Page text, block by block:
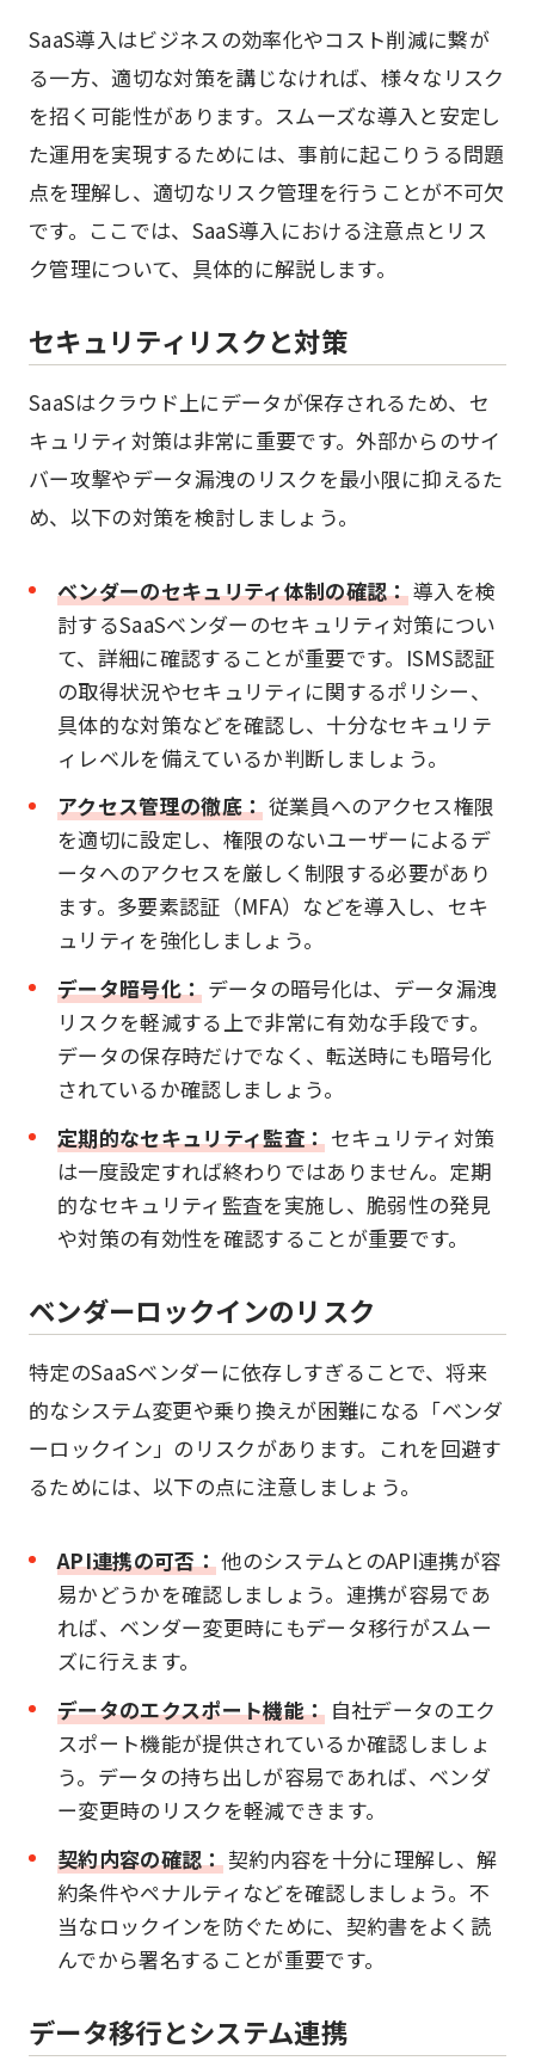
SaaS導入はビジネスの効率化やコスト削減に繋が
る一方、適切な対策を講じなければ、様々なリスク
を招く可能性があります。スムーズな導入と安定し
た運用を実現するためには、事前に起こりうる問題
点を理解し、適切なリスク管理を行うことが不可欠
です。ここでは、SaaS導入における注意点とリス
ク管理について、具体的に解説します。
セキュリティリスクと対策
SaaSはクラウド上にデータが保存されるため、セ
キュリティ対策は非常に重要です。外部からのサイ
バー攻撃やデータ漏洩のリスクを最小限に抑えるた
め、以下の対策を検討しましょう。
ベンダーのセキュリティ体制の確認：導入を検
討するSaaSベンダーのセキュリティ対策につい
て、詳細に確認することが重要です。ISMS認証
の取得状況やセキュリティに関するポリシー、
具体的な対策などを確認し、十分なセキュリテ
ィレベルを備えているか判断しましょう。
アクセス管理の徹底： 従業員へのアクセス権限
を適切に設定し、権限のないユーザーによるデ
ータへのアクセスを厳しく制限する必要があり
ます。多要素認証（MFA）などを導入し、セキ
ュリティを強化しましょう。
データ暗号化： データの暗号化は、データ漏洩
リスクを軽減する上で非常に有効な手段です。
データの保存時だけでなく、転送時にも暗号化
されているか確認しましょう。
定期的なセキュリティ監査： セキュリティ対策
は一度設定すれば終わりではありません。定期
的なセキュリティ監査を実施し、脆弱性の発見
や対策の有効性を確認することが重要です。
ベンダーロックインのリスク
特定のSaaSベンダーに依存しすぎることで、将来
的なシステム変更や乗り換えが困難になる「ベンダ
ーロックイン」のリスクがあります。これを回避す
るためには、以下の点に注意しましょう。
API連携の可否：他のシステムとのAPI連携が容
易かどうかを確認しましょう。連携が容易であ
れば、ベンダー変更時にもデータ移行がスムー
ズに行えます。
データのエクスポート機能： 自社データのエク
スポート機能が提供されているか確認しましょ
う。データの持ち出しが容易であれば、ベンダ
ー変更時のリスクを軽減できます。
契約内容の確認：契約内容を十分に理解し、解
約条件やペナルティなどを確認しましょう。不
当なロックインを防ぐために、契約書をよく読
んでから署名することが重要です。
データ移行とシステム連携